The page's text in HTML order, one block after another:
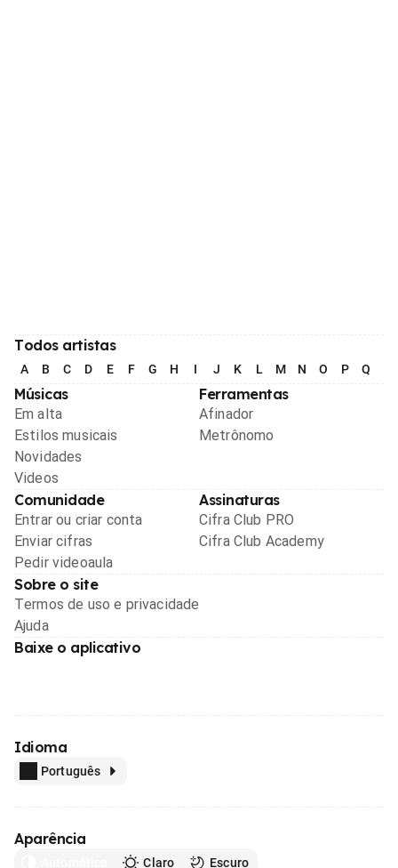
Todos artistas
A B C D E F G H I J K L M N O P Q
Músicas
Em alta
Estilos musicais
Novidades
Videos
Ferramentas
Afinador
Metrônomo
Comunidade
Entrar ou criar conta
Enviar cifras
Pedir videoaula
Assinaturas
Cifra Club PRO
Cifra Club Academy
Sobre o site
Termos de uso e privacidade
Ajuda
Baixe o aplicativo
Idioma
Português
Aparência
Claro Escuro